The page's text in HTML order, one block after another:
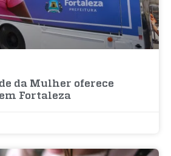
da Mulher oferece
Fortaleza